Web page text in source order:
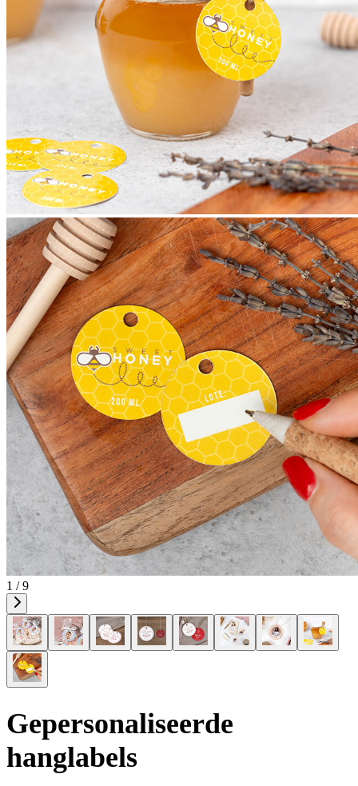
1 / 9
Gepersonaliseerde
hanglabels